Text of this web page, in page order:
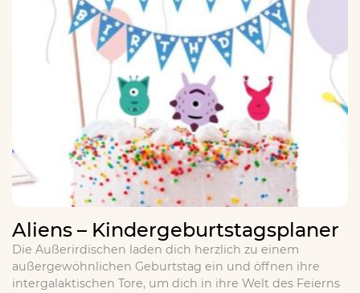
Aliens – Kindergeburtstagsplaner
Die Außerirdischen laden dich herzlich zu einem
außergewöhnlichen Geburtstag ein und öffnen ihre
intergalaktischen Tore, um dich in ihre Welt des Feierns